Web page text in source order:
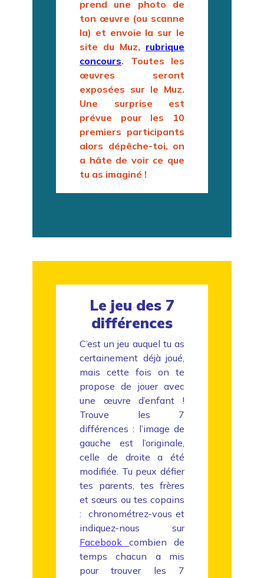
prend une photo de
ton œuvre (ou scanne
la) et envoie la sur le
site du Muz, rubrique
concours. Toutes les
œuvres seront
exposées sur le Muz.
Une surprise est
prévue pour les 10
premiers participants
alors dépêche-toi, on
a hâte de voir ce que
tu as imaginé !
Le jeu des 7
différences
C’est un jeu auquel tu as
certainement déjà joué,
mais cette fois on te
propose de jouer avec
une œuvre d’enfant !
Trouve les 7
différences : l’image de
gauche est l’originale,
celle de droite a été
modifiée. Tu peux défier
tes parents, tes frères
et sœurs ou tes copains
: chronométrez-vous et
indiquez-nous sur
Facebook combien de
temps chacun a mis
pour trouver les 7